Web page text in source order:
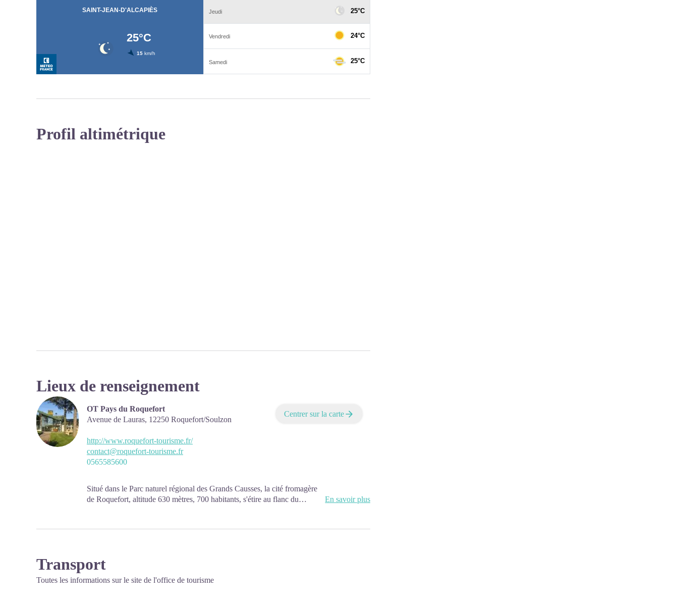
Profil altimétrique
Lieux de renseignement
OT Pays du Roquefort
Avenue de Lauras, 12250 Roquefort/Soulzon
Centrer sur la carte
http://www.roquefort-tourisme.fr/
contact@roquefort-tourisme.fr
0565585600
Situé dans le Parc naturel régional des Grands Causses, la cité fromagère
de Roquefort, altitude 630 mètres, 700 habitants, s'étire au flanc du
L’Office de Tourisme est ouvert à l’année :
• De septembre à juin : du lundi au vendredi : 9h30-12h30 & 13h30-
En savoir plus
Transport
Toutes les informations sur le site de l'office de tourisme